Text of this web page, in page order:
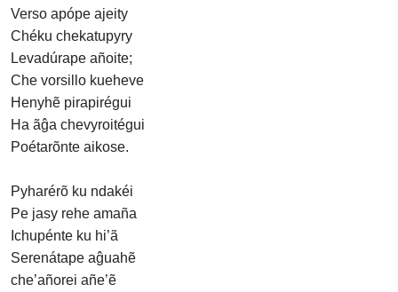
Verso apópe ajeity
Chéku chekatupyry
Levadúrape añoite;
Che vorsillo kueheve
Henyhẽ pirapirégui
Ha ãĝa chevyroitégui
Poétarõnte aikose.
Pyharérõ ku ndakéi
Pe jasy rehe amaña
Ichupénte ku hi’ã
Serenátape aĝuahẽ
che’añorei añe’ẽ